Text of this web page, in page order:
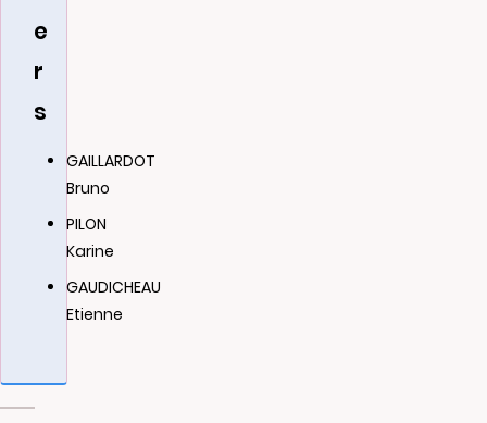
e
r
s
GAILLARDOT
Bruno
PILON
Karine
GAUDICHEAU
Etienne